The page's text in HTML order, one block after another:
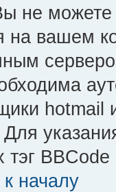
не можете
на вашем
тэг BBCode
началу